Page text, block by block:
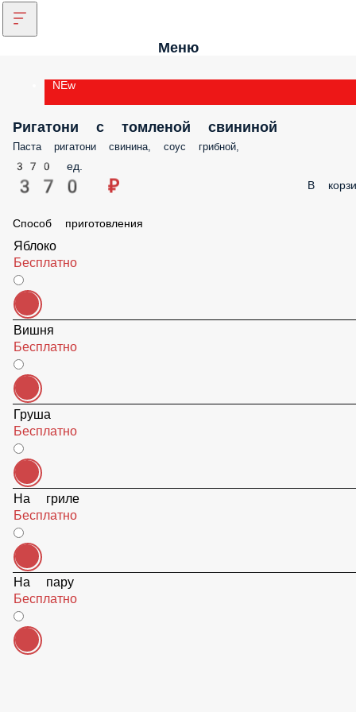
Меню
NEw
Ригатони с томленой свининой
Паста ригатони свинина, соус грибной,
370 ед.
370 ₽ В
Способ приготовления
Яблоко
Бесплатно
Вишня
Бесплатно
Груша
Бесплатно
На гриле
Бесплатно
На пару
Бесплатно